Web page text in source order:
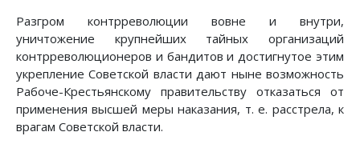
Разгром контрреволюции вовне и внутри,
уничтожение крупнейших тайных организаций
контрреволюционеров и бандитов и достигнутое этим
укрепление Советской власти дают ныне возможность
Рабоче-Крестьянскому правительству отказаться от
применения высшей меры наказания, т. е. расстрела, к
врагам Советской власти.